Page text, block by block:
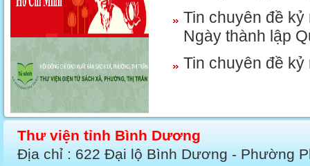
Tin chuyên đề
Ngày thành lập
Tin chuyên đề kỷ
Thư viện tỉnh Bình Dương
Địa chỉ : 622 Đại lộ Bình Dương - Phường